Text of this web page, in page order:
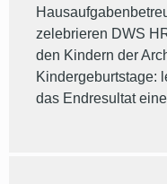
zelebrieren DWS
den Kindern der
Kindergeburtstage:
das Endresultat